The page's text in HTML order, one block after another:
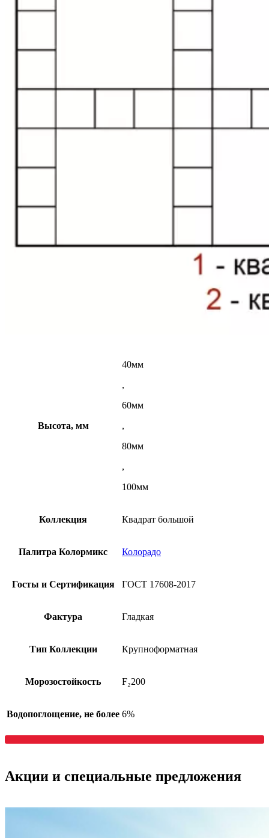
Высота, мм
40мм
,
60мм
,
80мм
,
100мм
Коллекция Квадрат большой
Палитра Колормикс Колорадо
Госты и Сертификация ГОСТ 17608-2017
Фактура Гладкая
Тип Коллекции Крупноформатная
Морозостойкость F₂200
Водопоглощение, не более 6%
Акции и специальные предложения